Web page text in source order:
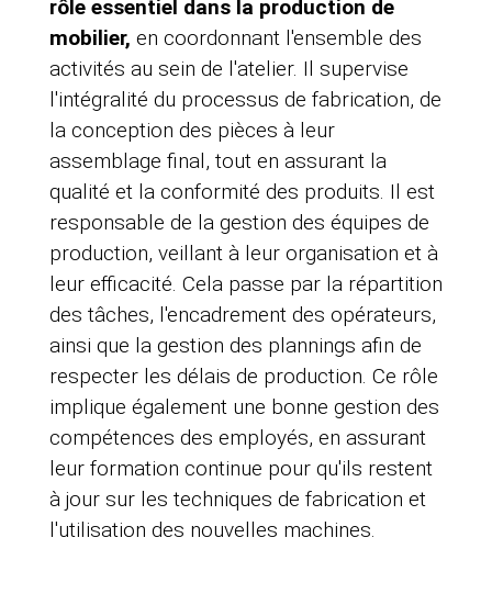
rôle essentiel dans la production de
mobilier, en coordonnant l'ensemble des
activités au sein de l'atelier. Il supervise
l'intégralité du processus de fabrication, de
la conception des pièces à leur
assemblage final, tout en assurant la
qualité et la conformité des produits. Il est
responsable de la gestion des équipes de
production, veillant à leur organisation et à
leur efficacité. Cela passe par la répartition
des tâches, l'encadrement des opérateurs,
ainsi que la gestion des plannings afin de
respecter les délais de production. Ce rôle
implique également une bonne gestion des
compétences des employés, en assurant
leur formation continue pour qu'ils restent
à jour sur les techniques de fabrication et
l'utilisation des nouvelles machines.